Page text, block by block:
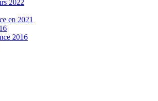
2022
en 2021
2016